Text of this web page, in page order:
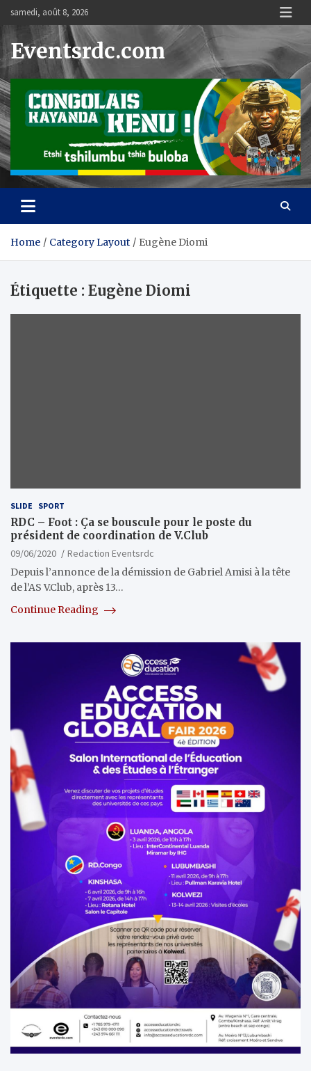
content
samedi, août 8, 2026
Eventsrdc.com
Home Category Layout Eugène Diomi
Étiquette : Eugène Diomi
SLIDE SPORT
RDC – Foot : Ça se bouscule pour le poste du
président de coordination de V.Club
09/06/2020
Redaction Eventsrdc
Depuis l’annonce de la démission de Gabriel Amisi à la tête
de l’AS V.Club, après 13…
Continue Reading